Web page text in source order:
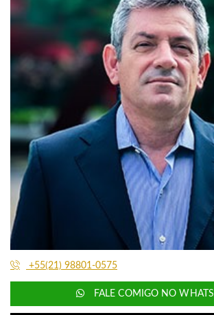
+55(21) 98801-0575
FALE COMIGO NO